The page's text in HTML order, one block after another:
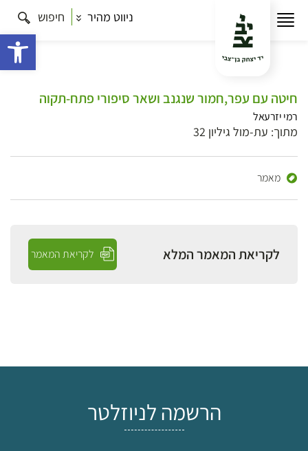
ניווט מהיר חיפוש
חיטה עם עפר,חמור שנגנב ושאר סיפורי פתח-תקוה
רמי יזרעאל
מתוך: עת-מול גיליון 32
מאמר
לקריאת המאמר המלא לקריאת המאמר
הרשמה לניוזלטר